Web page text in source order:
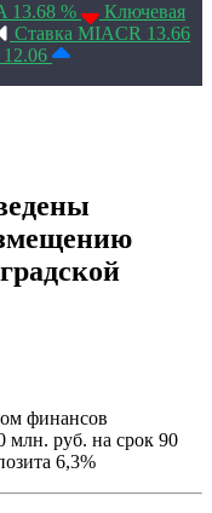
13.68 %
Ключевая
Ставка MIACR 13.66
финансов
млн. руб. на срок 90
6,3%